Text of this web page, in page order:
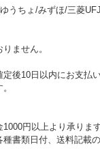
うちょ/みずほ/三菱
ません。
後10日以内にお支払
円以上より承りま
書類日付、送料記載